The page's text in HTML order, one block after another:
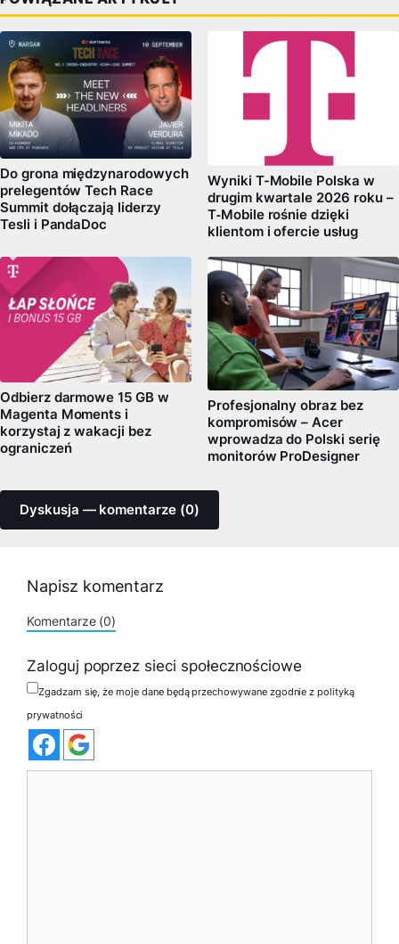
Do grona międzynarodowych
prelegentów Tech Race
Summit dołączają liderzy
Tesli i PandaDoc
Wyniki T-Mobile Polska w
drugim kwartale 2026 roku –
T‑Mobile rośnie dzięki
klientom i ofercie usług
Odbierz darmowe 15 GB w
Magenta Moments i
korzystaj z wakacji bez
ograniczeń
Profesjonalny obraz bez
kompromisów – Acer
wprowadza do Polski serię
monitorów ProDesigner
Dyskusja — komentarze (0)
Napisz komentarz
Komentarze (0)
Zaloguj poprzez sieci społecznościowe
Zgadzam się, że moje dane będą przechowywane zgodnie z polityką
prywatności